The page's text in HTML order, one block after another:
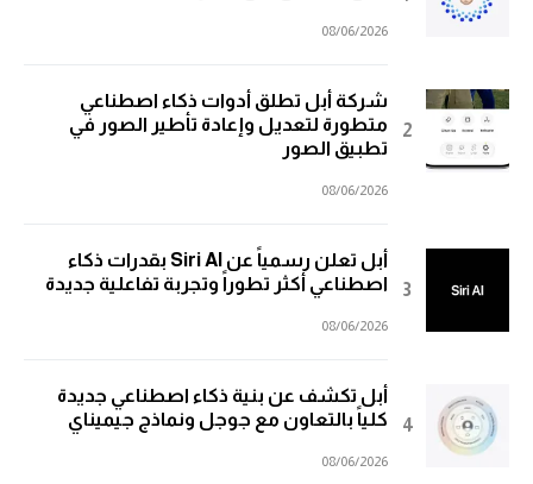
08/06/2026
شركة أبل تطلق أدوات ذكاء اصطناعي
متطورة لتعديل وإعادة تأطير الصور في
تطبيق الصور
08/06/2026
أبل تعلن رسمياً عن Siri AI بقدرات ذكاء
اصطناعي أكثر تطوراً وتجربة تفاعلية جديدة
08/06/2026
أبل تكشف عن بنية ذكاء اصطناعي جديدة
كلياً بالتعاون مع جوجل ونماذج جيميناي
08/06/2026